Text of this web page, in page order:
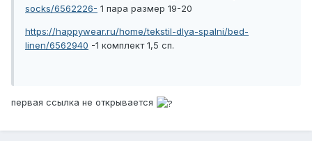
socks/6562226- 1 пара размер 19-20
https://happywear.ru/home/tekstil-dlya-spalni/bed-
linen/6562940 -1 комплект 1,5 сп.
первая ссылка не открывается